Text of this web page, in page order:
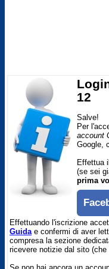
12
Salve!
Per
account
Google,
Effettua
(se sei
prima
Effettuando l'iscrizione
Guidae confermi di aver
compresa la sezione
ricevere notizie dal sito